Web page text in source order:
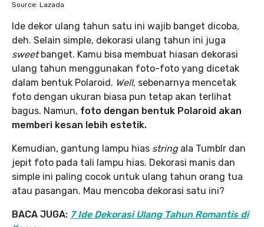
Source: Lazada
Ide dekor ulang tahun satu ini wajib banget dicoba,
deh. Selain simple, dekorasi ulang tahun ini juga
sweetbanget. Kamu bisa membuat hiasan dekorasi
ulang tahun menggunakan foto-foto yang dicetak
dalam bentuk Polaroid. Well, sebenarnya mencetak
foto dengan ukuran biasa pun tetap akan terlihat
bagus. Namun, foto dengan bentuk Polaroid akan
memberi kesan lebih estetik.
Kemudian, gantung lampu hias stringala Tumblr dan
jepit foto pada tali lampu hias. Dekorasi manis dan
simple ini paling cocok untuk ulang tahun orang tua
atau pasangan. Mau mencoba dekorasi satu ini?
BACA JUGA: 7 Ide Dekorasi Ulang Tahun Romantis di